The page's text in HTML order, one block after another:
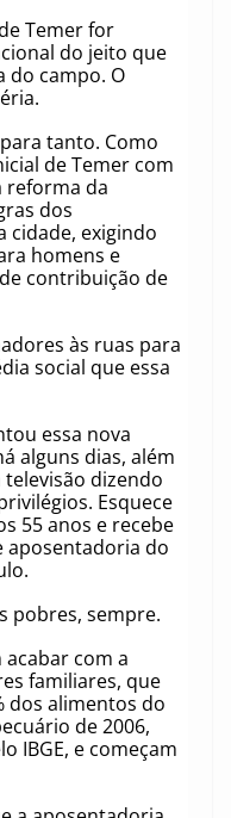
Temer for
do jeito que
do campo. O
tanto. Como
de Temer com
reforma da
dos
cidade, exigindo
homens e
contribuição de
às ruas para
social que essa
essa nova
alguns dias, além
dizendo
Esquece
55 anos e recebe
aposentadoria do
pobres, sempre.
com a
familiares, que
dos alimentos do
de 2006,
IBGE, e começam